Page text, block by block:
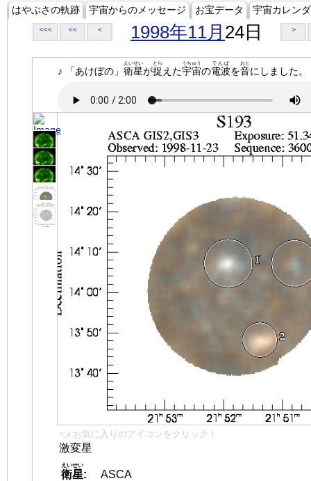
はやぶさの軌跡 宇宙からのメッセージ お宝データ 宇宙カレン
<<< << < 1998年11月 24日 >
♪ 「あけぼの」 衛星
えいせい
が捉
とら
えた宇宙
うちゅう
の電波
でんぱ
を音
おと
にしました。
👈 お気に入りのアイコンをクリック！
激変星
衛星
えいせい
:
ASCA